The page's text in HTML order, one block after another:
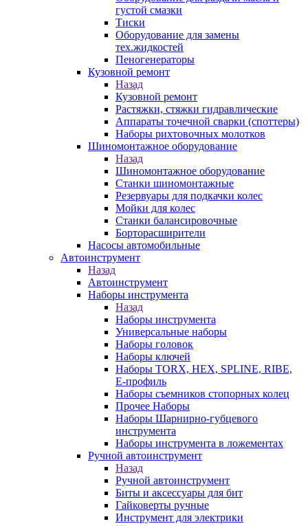
густой смазки
Тиски
Оборудование для замены
тех.жидкостей
Пеногенераторы
Кузовной ремонт
Назад
Кузовной ремонт
Растяжки, стяжки гидравлические
Аппараты точечной сварки (споттеры)
Наборы рихтовочных молотков
Шиномонтажное оборудование
Назад
Шиномонтажное оборудование
Станки шиномонтажные
Резервуары для подкачки колес
Мойки для колес
Станки балансировочные
Борторасширители
Насосы автомобильные
Автоинструмент
Назад
Автоинструмент
Наборы инструмента
Назад
Наборы инструмента
Универсальные наборы
Наборы головок
Наборы ключей
Наборы TORX, HEX, SPLINE, RIBE,
E-профиль
Наборы съемников стопорных колец
Прочее Наборы
Наборы Шарнирно-губцевого
инструмента
Наборы инструмента в ложементах
Ручной автоинструмент
Назад
Ручной автоинструмент
Биты и аксессуары для бит
Гайковерты ручные
Инструмент для электрики